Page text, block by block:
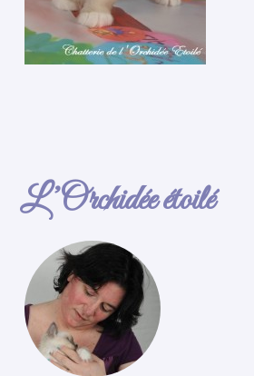
L’Orchidée étoilé